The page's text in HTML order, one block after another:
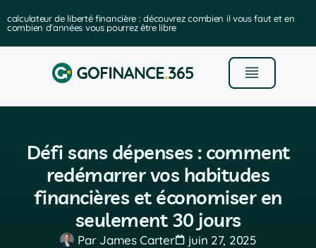
calculateur de liberté financière : découvrez combien il vous faut et en
combien d’années vous pourrez être libre
Défi sans dépenses : comment
redémarrer vos habitudes
financières et économiser en
seulement 30 jours
ParJames Carter juin 27, 2025